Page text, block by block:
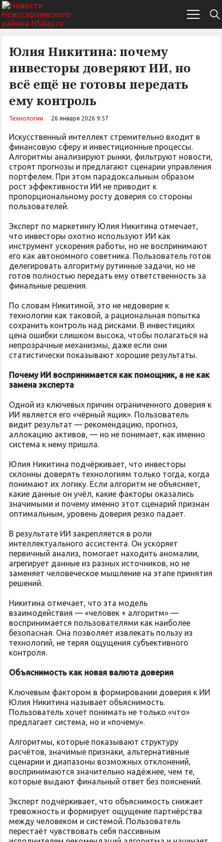
Юлия Никитина: почему
инвесторы доверяют ИИ, но
всё ещё не готовы передать
ему контроль
Технологии 26 января 2026 9:57
Искусственный интеллект стремительно входит в
финансовую сферу и инвестиционные процессы.
Алгоритмы анализируют рынки, фильтруют новости,
строят прогнозы и предлагают сценарии управления
портфелем. При этом парадоксальным образом
рост эффективности ИИ не приводит к
пропорциональному росту доверия со стороны
пользователей.
Эксперт по маркетингу Юлия Никитина отмечает,
что инвесторы охотно используют ИИ как
инструмент ускорения работы, но не воспринимают
его как автономного советника. Пользователь готов
делегировать алгоритму рутинные задачи, но не
готов полностью передать ему ответственность за
финальные решения.
По словам Никитиной, это не недоверие к
технологии как таковой, а рациональная попытка
сохранить контроль над рисками. В инвестициях
цена ошибки слишком высока, чтобы полагаться на
непрозрачные механизмы, даже если они
статистически показывают хорошие результаты.
Почему ИИ воспринимается как помощник, а не как
замена эксперта
Одной из ключевых причин ограниченного доверия к
ИИ является его «чёрный ящик». Пользователь
видит результат — рекомендацию, прогноз,
аллокацию активов, — но не понимает, как именно
система к нему пришла.
Юлия Никитина подчёркивает, что инвесторы
склонны доверять технологиям только тогда, когда
понимают их логику. Если алгоритм не объясняет,
какие данные он учёл, какие факторы оказались
значимыми и почему именно этот сценарий признан
оптимальным, уровень доверия резко падает.
В результате ИИ закрепляется в роли
интеллектуального ассистента. Он ускоряет
первичный анализ, помогает находить аномалии,
агрегирует данные из разных источников, но не
заменяет человеческое мышление на этапе принятия
решений.
Никитина отмечает, что эта модель
взаимодействия — «человек + алгоритм» —
воспринимается пользователями как наиболее
безопасная. Она позволяет извлекать пользу из
технологий, не теряя ощущения субъективного
контроля.
Объяснимость как новая валюта доверия
Ключевым фактором в формировании доверия к ИИ
Юлия Никитина называет объяснимость.
Пользователь хочет понимать не только «что»
предлагает система, но и «почему».
Алгоритмы, которые показывают структуру
расчётов, значимые признаки, альтернативные
сценарии и диапазоны возможных отклонений,
воспринимаются значительно надёжнее, чем те,
которые выдают финальный ответ без пояснений.
Эксперт подчёркивает, что объяснимость снижает
тревожность и формирует ощущение партнёрства
между человеком и системой. Пользователь
перестаёт чувствовать себя пассивным